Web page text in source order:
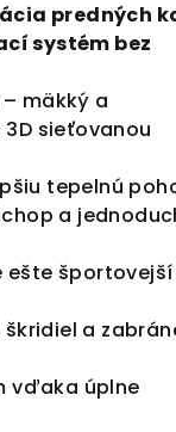
predných
systém bez
mäkký a
sieťovanou
tepelnú
a
ešte športovejší
a
vďaka úplne